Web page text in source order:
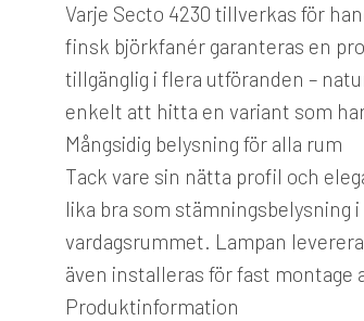
Varje Secto 4230 tillverkas för
finsk björkfanér garanteras en
tillgänglig i flera utföranden –
enkelt att hitta en variant som
Mångsidig belysning för alla rum
Tack vare sin nätta profil och
lika bra som stämningsbelysning
vardagsrummet. Lampan
även installeras för fast montage
Produktinformation